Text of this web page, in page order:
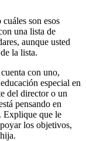
son esos
una lista de
aunque usted
la lista.
con uno,
especial en
del director o un
pensando en
Explique que le
los objetivos,